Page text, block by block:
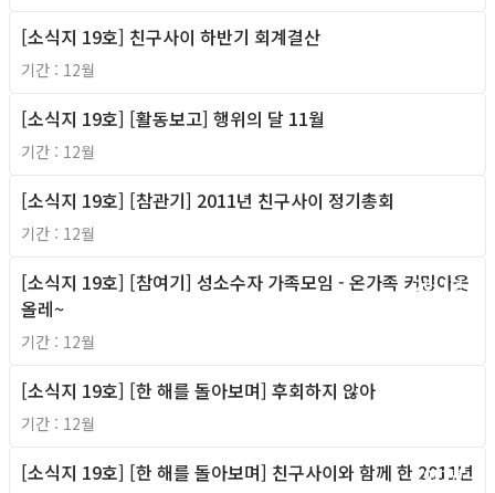
[소식지 19호] 친구사이 하반기 회계결산
기간 : 12월
[소식지 19호] [활동보고] 행위의 달 11월
기간 : 12월
[소식지 19호] [참관기] 2011년 친구사이 정기총회
기간 : 12월
2011년
[소식지 19호] [참여기] 성소수자 가족모임 - 온가족 커밍아웃
올레~
기간 : 12월
[소식지 19호] [한 해를 돌아보며] 후회하지 않아
기간 : 12월
2011년
[소식지 19호] [한 해를 돌아보며] 친구사이와 함께 한 2011년